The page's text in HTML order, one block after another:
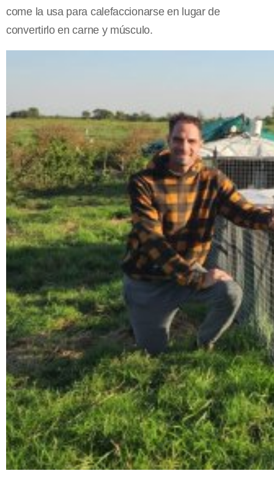
come la usa para calefaccionarse en lugar de
convertirlo en carne y músculo.